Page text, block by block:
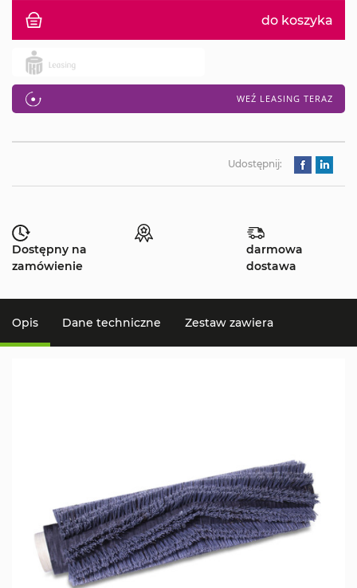
do koszyka
WEŹ LEASING TERAZ
Udostępnij:
Dostępny na
zamówienie
darmowa
dostawa
Opis Dane techniczne Zestaw zawiera